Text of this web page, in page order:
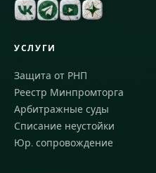
УСЛУГИ
Защита от РНП
Реестр Минпромторга
Арбитражные суды
Списание неустойки
Юр. сопровождение